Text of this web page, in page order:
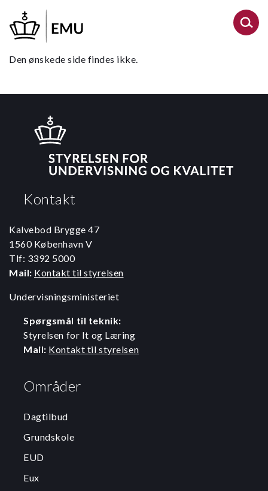
hovedindhold
Den ønskede side findes ikke.
Kontakt
Kalvebod Brygge 47
1560 København V
Tlf: 3392 5000
Mail: Kontakt til styrelsen
Undervisningsministeriet
Spørgsmål til teknik:
Styrelsen for It og Læring
Mail: Kontakt til styrelsen
Områder
Dagtilbud
Grundskole
EUD
Eux